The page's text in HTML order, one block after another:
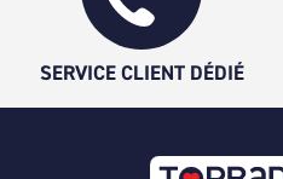
SERVICE CLIENT DÉDIÉ